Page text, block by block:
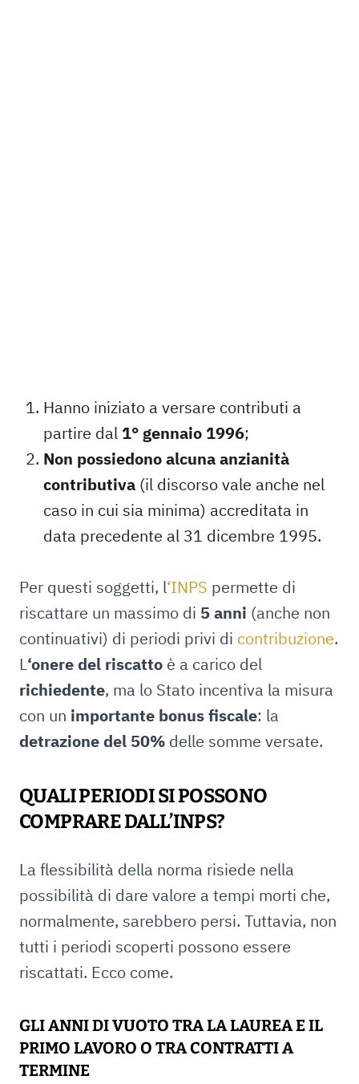
Hanno iniziato a versare contributi a
partire dal 1° gennaio 1996;
Non possiedono alcuna anzianità
contributiva (il discorso vale anche nel
caso in cui sia minima) accreditata in
data precedente al 31 dicembre 1995.
Per questi soggetti, l‘INPS permette di
riscattare un massimo di 5 anni (anche non
continuativi) di periodi privi di contribuzione.
L‘onere del riscatto è a carico del
richiedente, ma lo Stato incentiva la misura
con un importante bonus fiscale: la
detrazione del 50% delle somme versate.
QUALI PERIODI SI POSSONO
COMPRARE DALL’INPS?
La flessibilità della norma risiede nella
possibilità di dare valore a tempi morti che,
normalmente, sarebbero persi. Tuttavia, non
tutti i periodi scoperti possono essere
riscattati. Ecco come.
GLI ANNI DI VUOTO TRA LA LAUREA E IL
PRIMO LAVORO O TRA CONTRATTI A
TERMINE